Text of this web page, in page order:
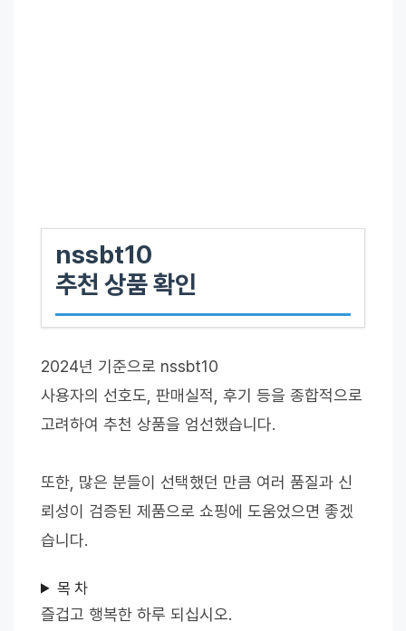
nssbt10
추천 상품 확인
2024년 기준으로 nssbt10
사용자의 선호도, 판매실적, 후기 등을 종합적으로
고려하여 추천 상품을 엄선했습니다.
또한, 많은 분들이 선택했던 만큼 여러 품질과 신
뢰성이 검증된 제품으로 쇼핑에 도움었으면 좋겠
습니다.
목 차
즐겁고 행복한 하루 되십시오.